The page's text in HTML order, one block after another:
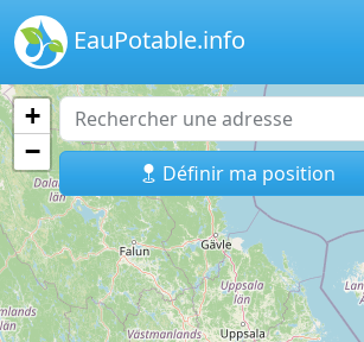
EauPotable.info
Définir ma position
+
−